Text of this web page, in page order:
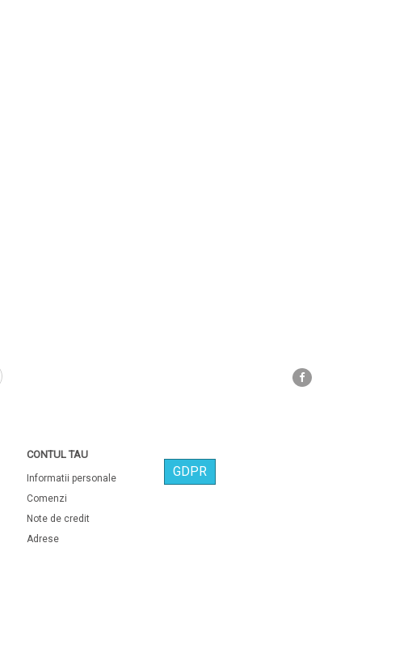
Facebook
CONTUL TAU
Informatii personale
Comenzi
Note de credit
Adrese
GDPR